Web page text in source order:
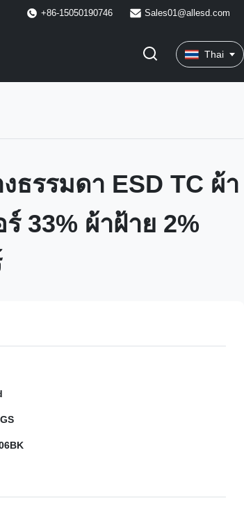
+86-15050190746 Sales01@allesd.com
Thai
ธรรมดา ESD TC ผ้า
33% ผ้าฝ้าย 2%